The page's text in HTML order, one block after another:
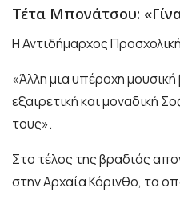
Τέτα Μπονάτσου:
Η Αντιδήμαρχος
«Άλλη μια υπέροχη
εξαιρετική και μοναδική
τους».
Στο τέλος της βραδιάς
στην Αρχαία Κόρινθο, τα